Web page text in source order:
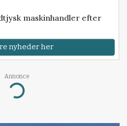
maskinhandler efter
nyheder her
Annonce
Loading...